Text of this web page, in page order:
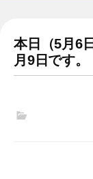
本日（5月6
月9日です。